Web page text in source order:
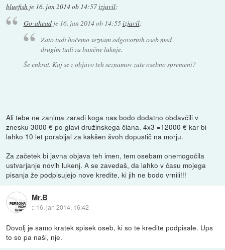
bluefish je 16. jan 2014 ob 14:57izjavil:
Go-aheadje 16. jan 2014 ob 14:55izjavil:
Zato tudi hočemo seznam odgovornih oseb med
drugim tudi za bančne luknje.
Še enkrat. Kaj se z objavo teh seznamov zate osebno spremeni?
Ali tebe ne zanima zaradi koga nas bodo dodatno obdavčili v
znesku 3000 € po glavi družinskega člana. 4x3 =12000 € kar bi
lahko 10 let porabljal za kakšen švoh dopustič na morju.
Za začetek bi javna objava teh imen, tem osebam onemogočila
ustvarjanje novih lukenj. A se zavedaš, da lahko v času mojega
pisanja že podpisujejo nove kredite, ki jih ne bodo vrnili!!!
Mr.B
:: 16. jan 2014, 16:42
Dovolj je samo kratek spisek oseb, ki so te kredite podpisale. Ups
to so pa naši, nje.